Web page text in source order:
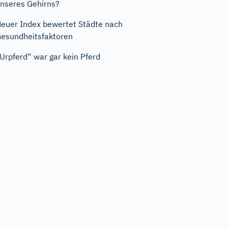
Gehirns?
Index bewertet Städte nach
war gar kein Pferd